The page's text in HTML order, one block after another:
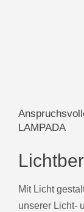
LAMPADA
Mit Licht
unserer Licht-